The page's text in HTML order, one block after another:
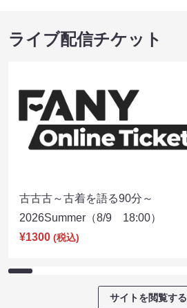
ライブ配信チケット
古古古～古着を語る90分～
2026Summer（8/9 18:00）
¥1300 (税込)
サイトを閲覧する